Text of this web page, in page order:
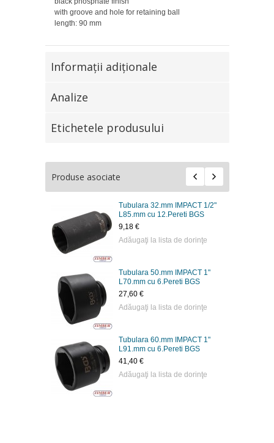
with groove and hole for retaining ball
length: 90 mm
Informaţii adiţionale
Analize
Etichetele produsului
Produse asociate
Tubulara 32.mm IMPACT 1/2"
L85.mm cu 12.Pereti BGS
9,18 €
Adăugaţi la lista de dorinţe
Tubulara 50.mm IMPACT 1"
L70.mm cu 6.Pereti BGS
27,60 €
Adăugaţi la lista de dorinţe
Tubulara 60.mm IMPACT 1"
L91.mm cu 6.Pereti BGS
41,40 €
Adăugaţi la lista de dorinţe